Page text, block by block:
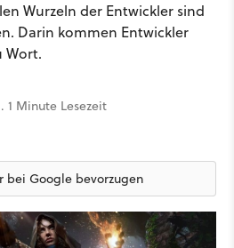
Wurzeln der Entwickler sind
Darin kommen Entwickler
Wort.
1 Minute Lesezeit
bei Google bevorzugen